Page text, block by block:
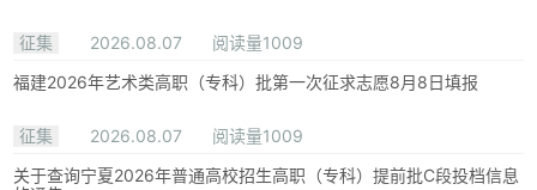
征集 2026.08.07
阅读量1009
福建2026年艺术类高职（专科）批第一次征求志愿8月8日填报
征集 2026.08.07
阅读量1009
关于查询宁夏2026年普通高校招生高职（专科）提前批C段投档信息